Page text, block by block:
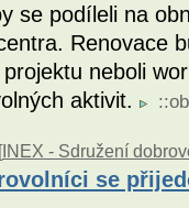
se podíleli na
Renovace
neboli
aktivit.
::
INEX - Sdružení
se